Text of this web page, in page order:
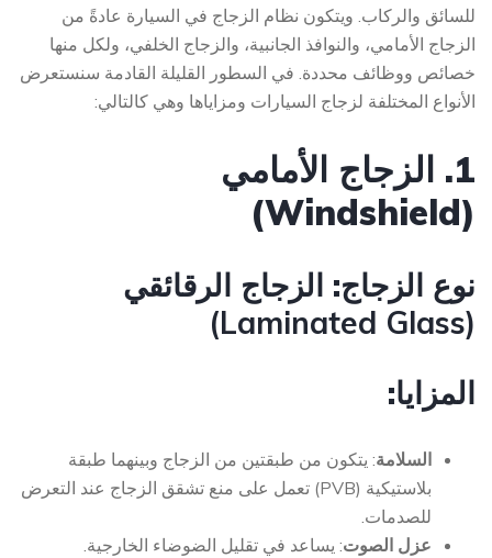
للسائق والركاب. ويتكون نظام الزجاج في السيارة عادةً من
الزجاج الأمامي، والنوافذ الجانبية، والزجاج الخلفي، ولكل منها
خصائص ووظائف محددة. في السطور القليلة القادمة سنستعرض
الأنواع المختلفة لزجاج السيارات ومزاياها وهي كالتالي:
1. الزجاج الأمامي
(Windshield)
نوع الزجاج: الزجاج الرقائقي
(Laminated Glass)
المزايا:
السلامة: يتكون من طبقتين من الزجاج وبينهما طبقة
بلاستيكية (PVB) تعمل على منع تشقق الزجاج عند التعرض
للصدمات.
عزل الصوت: يساعد في تقليل الضوضاء الخارجية.